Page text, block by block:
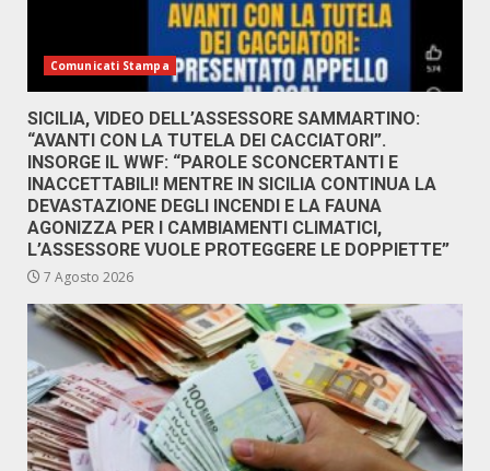
Comunicati Stampa
SICILIA, VIDEO DELL’ASSESSORE SAMMARTINO:
“AVANTI CON LA TUTELA DEI CACCIATORI”.
INSORGE IL WWF: “PAROLE SCONCERTANTI E
INACCETTABILI! MENTRE IN SICILIA CONTINUA LA
DEVASTAZIONE DEGLI INCENDI E LA FAUNA
AGONIZZA PER I CAMBIAMENTI CLIMATICI,
L’ASSESSORE VUOLE PROTEGGERE LE DOPPIETTE”
7 Agosto 2026